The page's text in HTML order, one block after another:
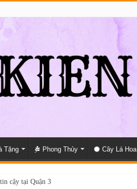
Tặng Phong Thủy Cây Lá Hoa
cậy tại Quận 3